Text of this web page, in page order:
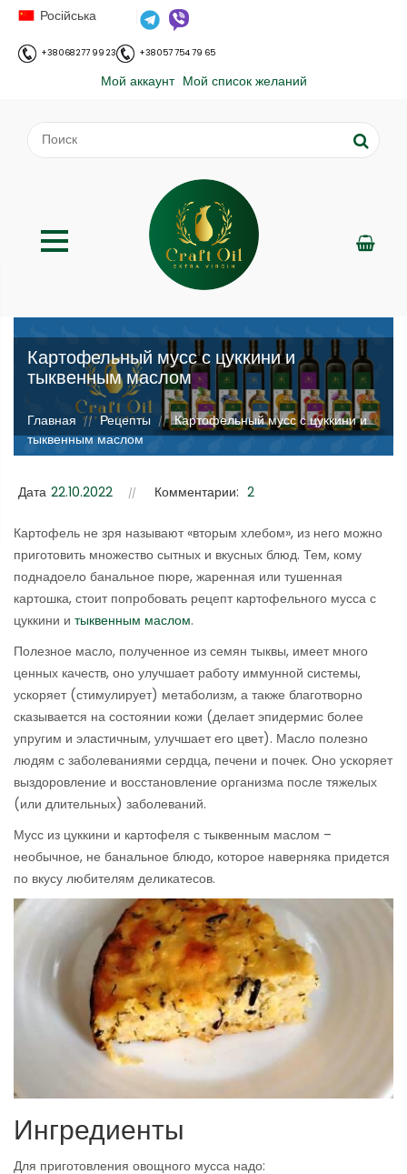
Російська
+38 068 277 99 23 +38 057 754 79 65
Мой аккаунт Мой список желаний
Картофельный мусс с цуккини и
тыквенным маслом
;
Главная // Рецепты // Картофельный мусс с цуккини и
тыквенным маслом
Дата 22.10.2022 Комментарии: 2
Картофель не зря называют «вторым хлебом», из него можно
приготовить множество сытных и вкусных блюд. Тем, кому
поднадоело банальное пюре, жаренная или тушенная
картошка, стоит попробовать рецепт картофельного мусса с
цуккини и тыквенным маслом.
Полезное масло, полученное из семян тыквы, имеет много
ценных качеств, оно улучшает работу иммунной системы,
ускоряет (стимулирует) метаболизм, а также благотворно
сказывается на состоянии кожи (делает эпидермис более
упругим и эластичным, улучшает его цвет). Масло полезно
людям с заболеваниями сердца, печени и почек. Оно ускоряет
выздоровление и восстановление организма после тяжелых
(или длительных) заболеваний.
Мусс из цуккини и картофеля с тыквенным маслом –
необычное, не банальное блюдо, которое наверняка придется
по вкусу любителям деликатесов.
Ингредиенты
Для приготовления овощного мусса надо: